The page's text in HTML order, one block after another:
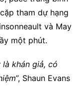
tham dự hạng
và May
một phút.
khán giả, có
”, Shaun Evans